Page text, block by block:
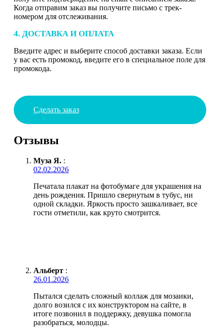
Когда отправим заказ вы получите письмо с трек-
номером для отслеживания.
4. ДОСТАВКА И ОПЛАТА
Введите адрес и выберите способ доставки заказа. Если
у вас есть промокод, введите его в специальное поле для
промокода.
Сделать заказ
Отзывы
Муза Я. :
02.02.2026
Печатала плакат на фотобумаге для украшения на
день рождения. Пришло свернутым в тубус, ни
одной складки. Яркость просто зашкаливает, все
гости отметили, как круто смотрится.
Альберт :
26.01.2026
Пытался сделать сложный коллаж для мозаики,
долго возился с их конструктором на сайте, в
итоге позвонил в поддержку, девушка помогла
разобраться, молодцы.